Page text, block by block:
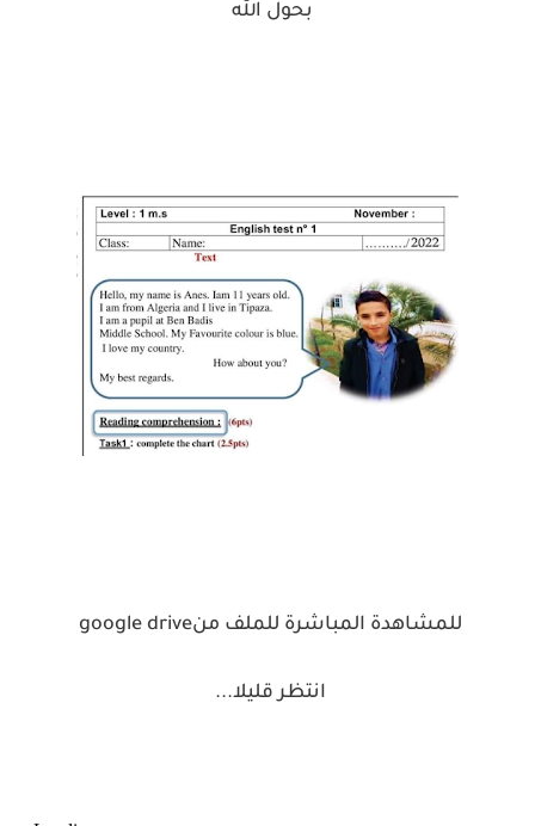
بحول الله
للمشاهدة المباشرة للملف منgoogle drive
انتظر قليلا...